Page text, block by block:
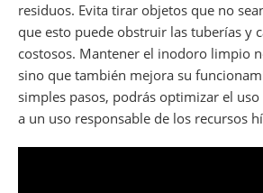
residuos. Evita tirar objetos que no
que esto puede obstruir las tuberías y
costosos. Mantener el inodoro limpio
sino que también mejora su
simples pasos, podrás optimizar el
a un uso responsable de los recursos